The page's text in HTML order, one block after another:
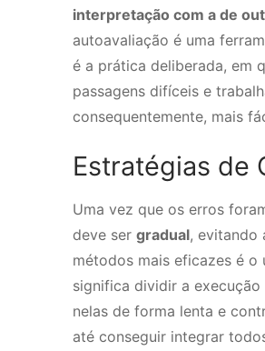
interpretação com a de
autoavaliação é uma
é a prática deliberada, em
passagens difíceis e
consequentemente, mais
Estratégias de
Uma vez que os erros
deve ser gradual, evitando
métodos mais eficazes é o
significa dividir a
nelas de forma lenta e
até conseguir integrar